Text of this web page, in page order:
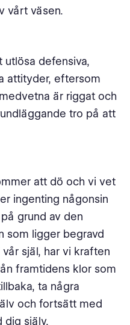
vårt väsen.
utlösa defensiva,
attityder, eftersom
är riggat och
tro på att
att dö och vi vet
ingenting någonsin
grund av den
som ligger begravd
själ, har vi kraften
framtidens klor som
ta några
och fortsätt med
dig själv.